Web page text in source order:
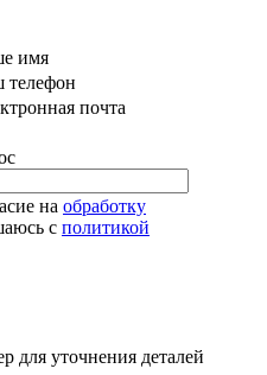
имя
телефон
почта
на обработку
с политикой
для уточнения деталей